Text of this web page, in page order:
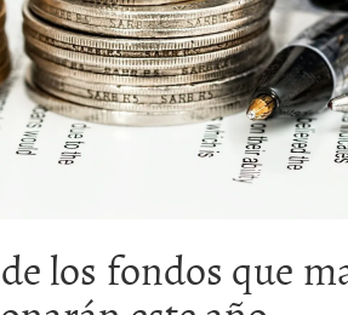
los fondos que